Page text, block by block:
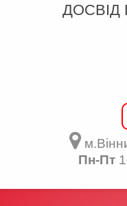
ДОСВІД
Пн-Пт